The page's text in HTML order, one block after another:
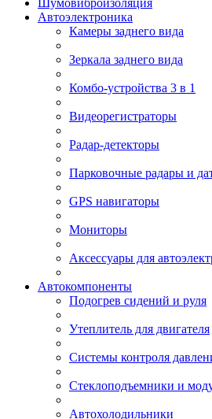
Шумовиброизоляция
Автоэлектроника
Камеры заднего вида
Зеркала заднего вида
Комбо-устройства 3 в 1
Видеорегистраторы
Радар-детекторы
Парковочные радары и
GPS навигаторы
Мониторы
Аксессуары для
Автокомпоненты
Подогрев сидений и руля
Утеплитель для двигателя
Системы контроля
Стеклоподъемники и
Автохолодильники